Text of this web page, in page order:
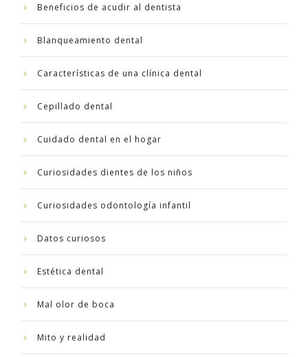
Beneficios de acudir al dentista
Blanqueamiento dental
Características de una clínica dental
Cepillado dental
Cuidado dental en el hogar
Curiosidades dientes de los niños
Curiosidades odontología infantil
Datos curiosos
Estética dental
Mal olor de boca
Mito y realidad